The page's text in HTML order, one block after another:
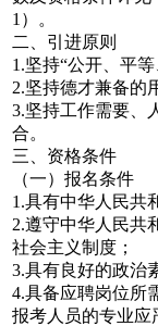
1）。
二、引进原则
1.坚持“公开、平
2.坚持德才兼备的
3.坚持工作需要、
合。
三、资格条件
（一）报名条件
1.具有中华人民共
2.遵守中华人民共
社会主义制度；
3.具有良好的政治
4.具备应聘岗位所
报考人员的专业应